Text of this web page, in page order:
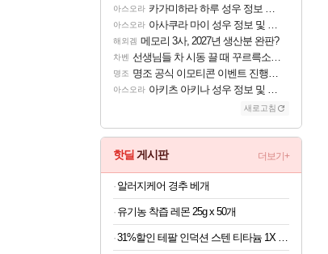
아스오라 카가미하라 하루 성우 정보 및 주요 필모
아스오라 아사쿠라 마이 성우 정보 및 주요 필모
해외겜 메모리 3사, 2027년 생산분 완판?
차벤 선생님들 차 시동 끌 때 꾸르륵소리나는데
명조 명조 공식 이모티콘 이벤트 진행해봤습니다! 참여부터 추첨까지????
아스오라 아키츠 아키나 성우 정보 및 주요 필모
새로고침
핫딜 게시판 더보기+
알러지케어 경추 베개
유기농 착즙 레몬 25g x 50개